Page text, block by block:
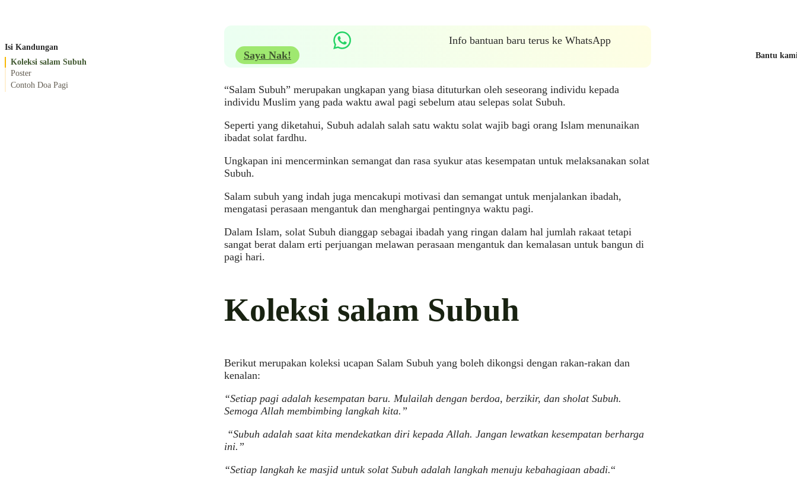
Isi Kandungan
Koleksi salam Subuh
Poster
Contoh Doa Pagi
Info bantuan baru terus ke WhatsApp
Saya Nak!
“Salam Subuh” merupakan ungkapan yang biasa dituturkan oleh seseorang individu kepada
individu Muslim yang pada waktu awal pagi sebelum atau selepas solat Subuh.
Seperti yang diketahui, Subuh adalah salah satu waktu solat wajib bagi orang Islam menunaikan
ibadat solat fardhu.
Ungkapan ini mencerminkan semangat dan rasa syukur atas kesempatan untuk melaksanakan solat
Subuh.
Salam subuh yang indah juga mencakupi motivasi dan semangat untuk menjalankan ibadah,
mengatasi perasaan mengantuk dan menghargai pentingnya waktu pagi.
Dalam Islam, solat Subuh dianggap sebagai ibadah yang ringan dalam hal jumlah rakaat tetapi
sangat berat dalam erti perjuangan melawan perasaan mengantuk dan kemalasan untuk bangun di
pagi hari.
Koleksi salam Subuh
Berikut merupakan koleksi ucapan Salam Subuh yang boleh dikongsi dengan rakan-rakan dan
kenalan:
“Setiap pagi adalah kesempatan baru. Mulailah dengan berdoa, berzikir, dan sholat Subuh.
Semoga Allah membimbing langkah kita.”
“Subuh adalah saat kita mendekatkan diri kepada Allah. Jangan lewatkan kesempatan berharga
ini.”
“Setiap langkah ke masjid untuk solat Subuh adalah langkah menuju kebahagiaan abadi.“
Bantu